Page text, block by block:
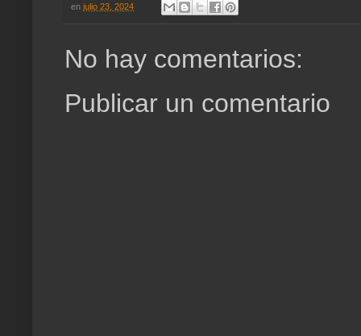
en julio 23, 2024
No hay comentarios:
Publicar un comentario